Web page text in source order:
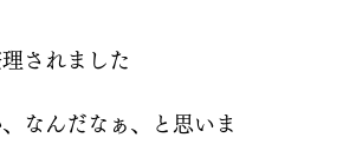
されました
なんだなぁ、と思いま